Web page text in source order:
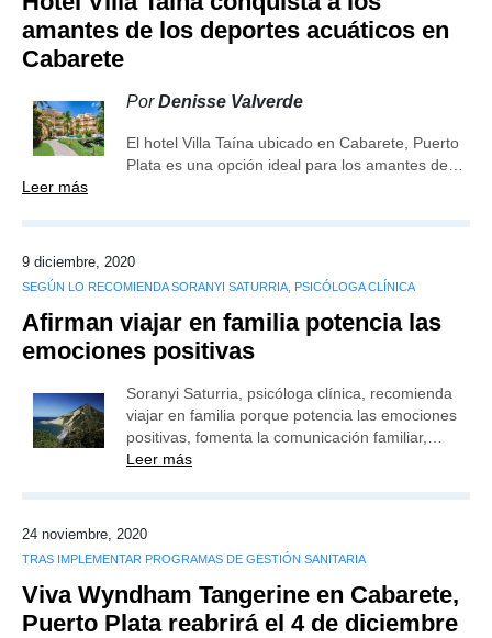
amantes de los deportes acuáticos en
Cabarete
PorDenisse Valverde
El hotel Villa Taína ubicado en Cabarete, Puerto
Plata es una opción ideal para los amantes de…
Leer más
9 diciembre, 2020
SEGÚN LO RECOMIENDA SORANYI SATURRIA, PSICÓLOGA CLÍNICA
Afirman viajar en familia potencia las
emociones positivas
Soranyi Saturria, psicóloga clínica, recomienda
viajar en familia porque potencia las emociones
positivas, fomenta la comunicación familiar,…
Leer más
24 noviembre, 2020
TRAS IMPLEMENTAR PROGRAMAS DE GESTIÓN SANITARIA
Viva Wyndham Tangerine en Cabarete,
Puerto Plata reabrirá el 4 de diciembre